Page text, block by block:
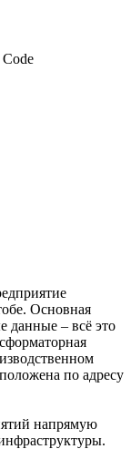
Основная
данные – всё это
по адресу
напрямую